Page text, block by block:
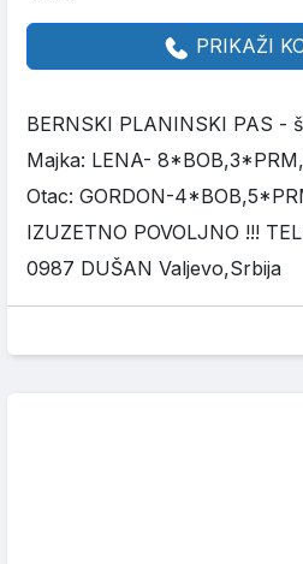
PRIKAŽI
BERNSKI PLANINSKI PAS -
Majka: LENA-
Otac: GORDON-
IZUZETNO POVOLJNO !!!
0987 DUŠAN Valjevo,Srbija